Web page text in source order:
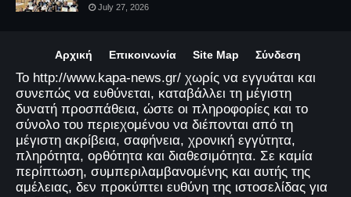
July 27, 2026
Αρχική Επικοινωνία Site Map Σύνδεση
Το http://www.kapa-news.gr/ χωρίς να εγγυάται και
συνεπώς να ευθύνεται, καταβάλλει τη μέγιστη
δυνατή προσπάθεια, ώστε οι πληροφορίες και το
σύνολο του περιεχομένου να διέπονται από τη
μέγιστη ακρίβεια, σαφήνεια, χρονική εγγύτητα,
πληρότητα, ορθότητα και διαθεσιμότητα. Σε καμία
περίπτωση, συμπεριλαμβανομένης και αυτής της
αμέλειας, δεν προκύπτει ευθύνη της ιστοσελίδας για